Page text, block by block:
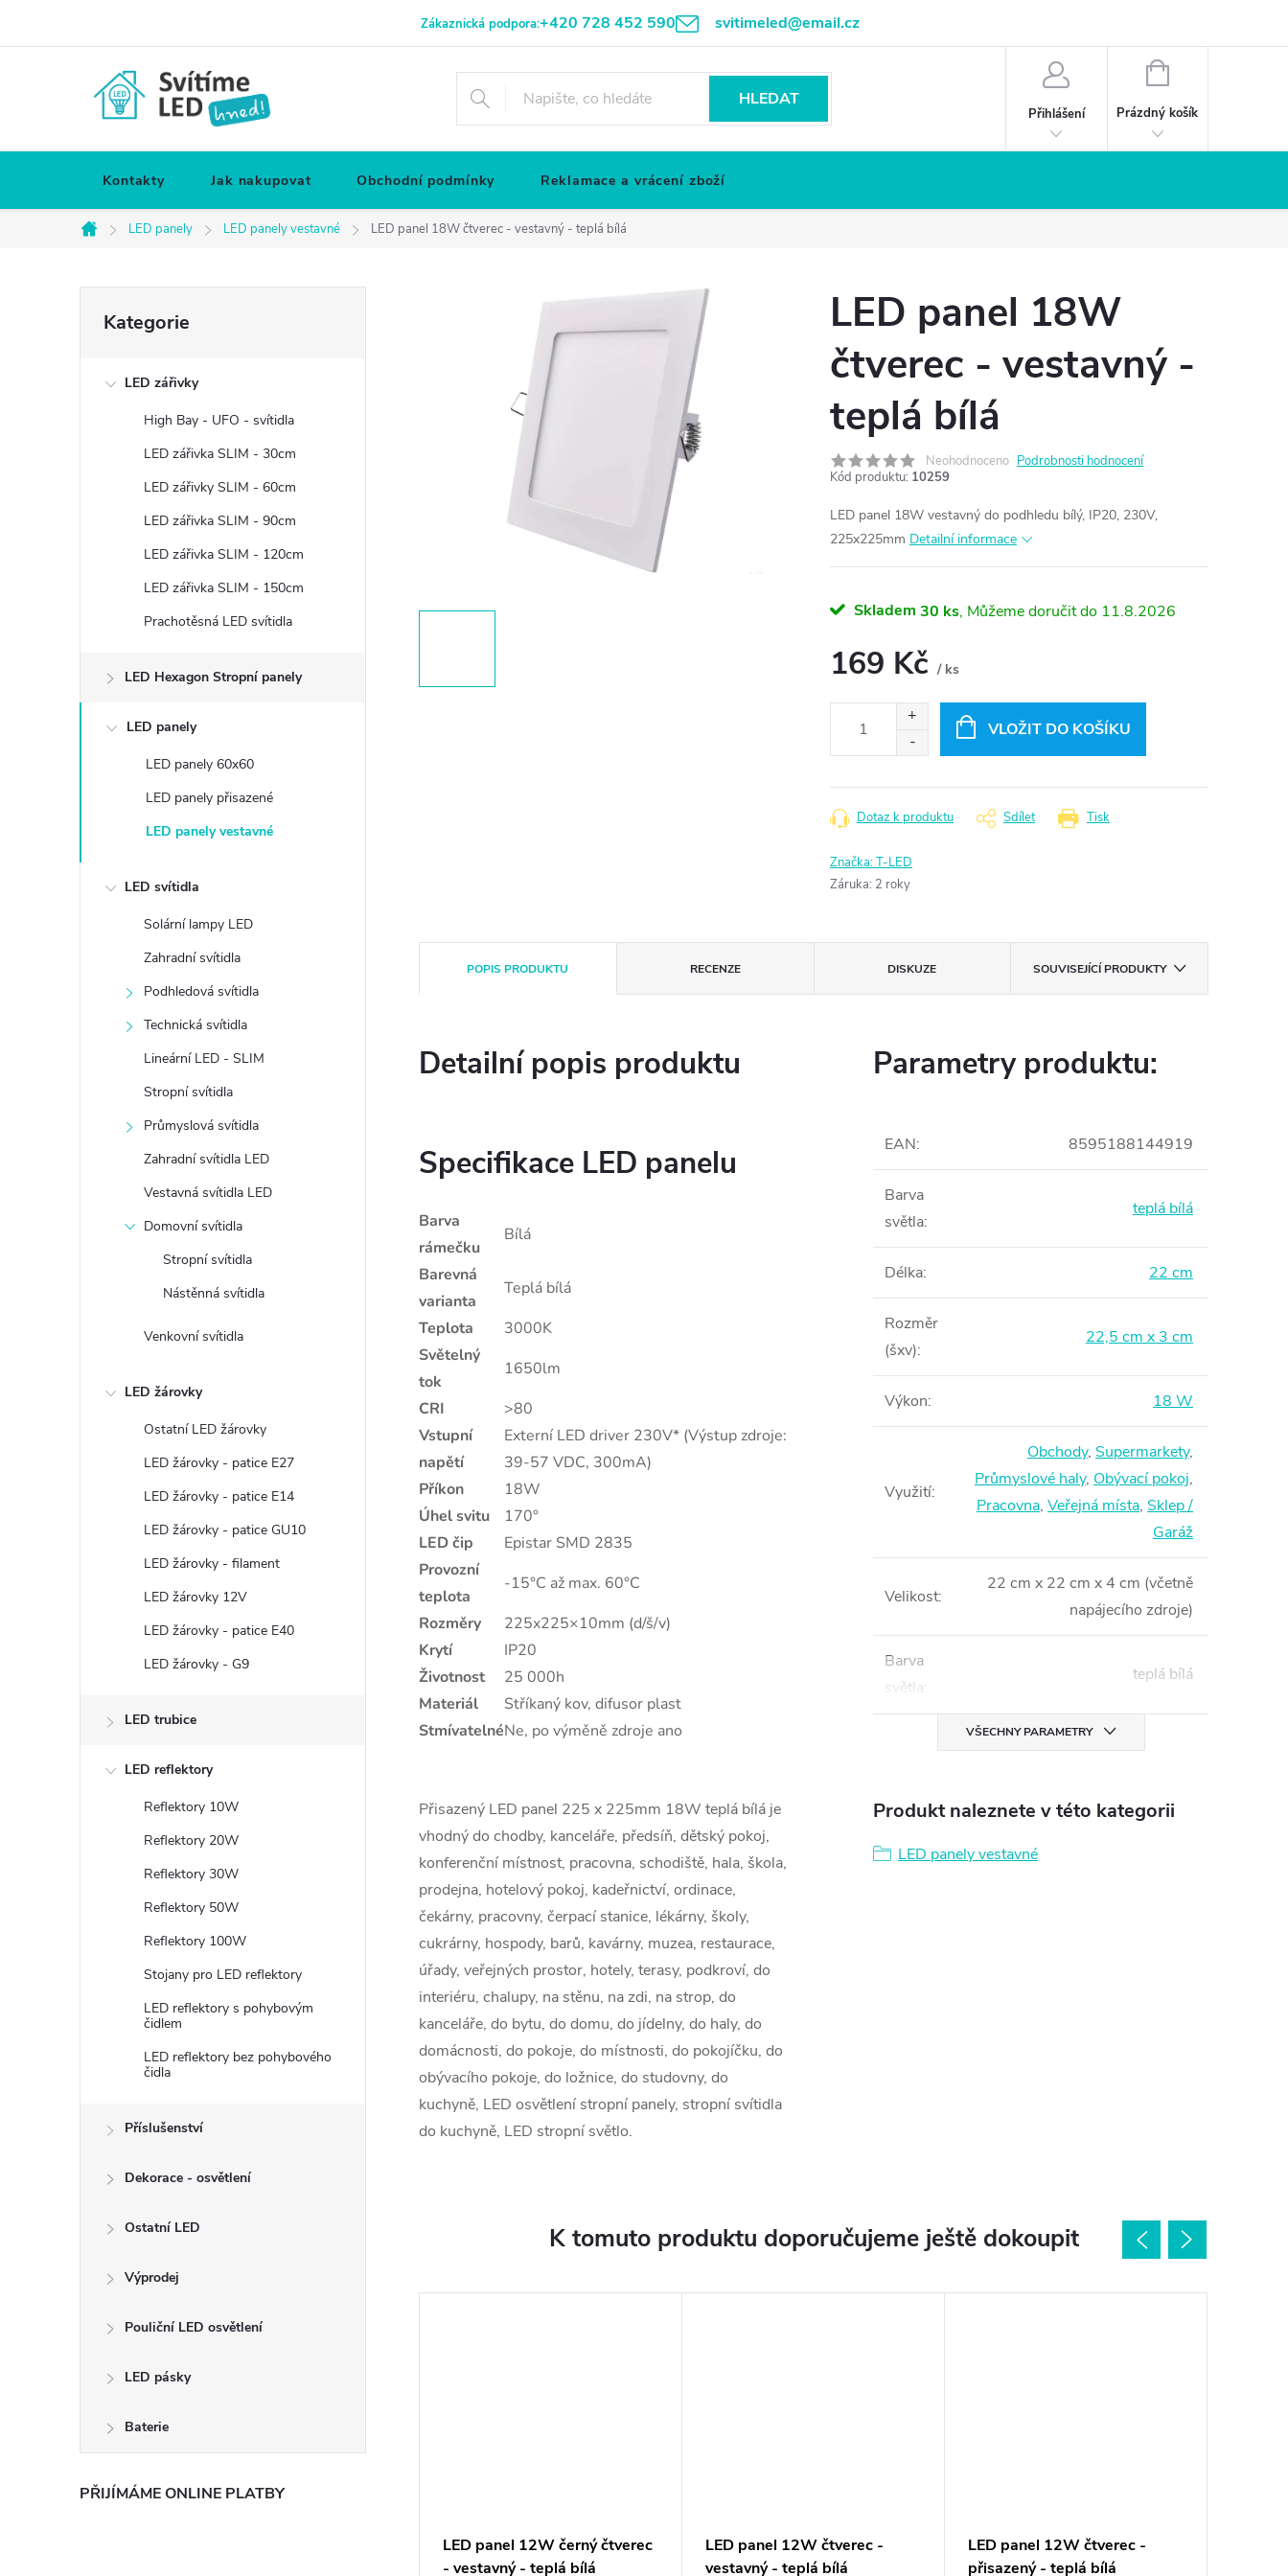
Zákaznická podpora:+420 728 452 590 svitimeled@email.cz
HLEDAT
Přihlášení
NÁKUPNÍ
Prázdný košík
Kontakty Jak nakupovat Obchodní podmínky Reklamace a vrácení zboží
Domů
LED panely LED panely vestavné LED panel 18W čtverec - vestavný - teplá bílá
í
kategorie
Kategorie
LED zářivky
High Bay - UFO - svítidla
LED zářivka SLIM - 30cm
LED zářivky SLIM - 60cm
LED zářivka SLIM - 90cm
LED zářivka SLIM - 120cm
LED zářivka SLIM - 150cm
Prachotěsná LED svítidla
LED Hexagon Stropní panely
LED panely
LED panely 60x60
LED panely přisazené
LED panely vestavné
LED svítidla
Solární lampy LED
Zahradní svítidla
Podhledová svítidla
Technická svítidla
Lineární LED - SLIM
Stropní svítidla
Průmyslová svítidla
Zahradní svítidla LED
Vestavná svítidla LED
Domovní svítidla
Stropní svítidla
Nástěnná svítidla
Venkovní svítidla
LED žárovky
Ostatní LED žárovky
LED žárovky - patice E27
LED žárovky - patice E14
LED žárovky - patice GU10
LED žárovky - filament
LED žárovky 12V
LED žárovky - patice E40
LED žárovky - G9
LED trubice
LED reflektory
Reflektory 10W
Reflektory 20W
Reflektory 30W
Reflektory 50W
Reflektory 100W
Stojany pro LED reflektory
LED reflektory s pohybovým
čidlem
LED reflektory bez pohybového
čidla
Příslušenství
Dekorace - osvětlení
Ostatní LED
Výprodej
Pouliční LED osvětlení
LED pásky
Baterie
PŘIJÍMÁME ONLINE PLATBY
LED panel 18W
čtverec - vestavný -
teplá bílá
Neohodnoceno Podrobnosti hodnocení
Kód produktu: 10259
LED panel 18W vestavný do podhledu bílý, IP20, 230V,
225x225mm Detailní informace
Skladem 30 ks 11.8.2026
169 Kč / ks
VLOŽIT DO KOŠÍKU
Tisk
Dotaz k produktu Sdílet
Značka:T-LED
Záruka: 2 roky
POPIS PRODUKTU RECENZE DISKUZE SOUVISEJÍCÍ PRODUKTY
Detailní popis produktu
Specifikace LED panelu
Barva
rámečku
Bílá
Barevná
varianta
Teplá bílá
Teplota
3000K
Světelný
tok
1650lm
CRI
>80
Vstupní
napětí
Externí LED driver 230V* (Výstup zdroje:
39-57 VDC, 300mA)
Příkon
18W
Úhel svitu
170°
LED čip
Epistar SMD 2835
Provozní
teplota
-15°C až max. 60°C
Rozměry
225x225×10mm (d/š/v)
Krytí
IP20
Životnost
25 000h
Materiál
Stříkaný kov, difusor plast
StmívatelnéNe, po výměně zdroje ano
Přisazený LED panel 225 x 225mm 18W teplá bílá je
vhodný do chodby, kanceláře, předsíň, dětský pokoj,
konferenční místnost, pracovna, schodiště, hala, škola,
prodejna, hotelový pokoj, kadeřnictví, ordinace,
čekárny, pracovny, čerpací stanice, lékárny, školy,
cukrárny, hospody, barů, kavárny, muzea, restaurace,
úřady, veřejných prostor, hotely, terasy, podkroví, do
interiéru, chalupy, na stěnu, na zdi, na strop, do
kanceláře, do bytu, do domu, do jídelny, do haly, do
domácnosti, do pokoje, do místnosti, do pokojíčku, do
obývacího pokoje, do ložnice, do studovny, do
kuchyně, LED osvětlení stropní panely, stropní svítidla
do kuchyně, LED stropní světlo.
Parametry produktu:
EAN: 8595188144919
Barva
světla:
teplá bílá
Délka: 22 cm
Rozměr
(šxv):
22,5 cm x 3 cm
Výkon: 18 W
Využití:
Obchody, Supermarkety,
Průmyslové haly, Obývací pokoj,
Pracovna, Veřejná místa, Sklep /
Garáž
Velikost:
22 cm x 22 cm x 4 cm (včetně
napájecího zdroje)
Barva
světla:
teplá bílá
VŠECHNY PARAMETRY
Produkt naleznete v této kategorii
LED panely vestavné
K tomuto produktu doporučujeme ještě dokoupit
LED panel 12W černý čtverec
- vestavný - teplá bílá
LED panel 12W čtverec -
vestavný - teplá bílá
LED panel 12W čtverec -
přisazený - teplá bílá